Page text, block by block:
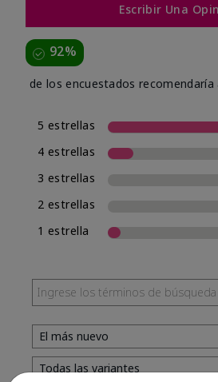
Escribir Una
92%
de los encuestados recomendaría
5 estrellas
4 estrellas
3 estrellas
2 estrellas
1 estrella